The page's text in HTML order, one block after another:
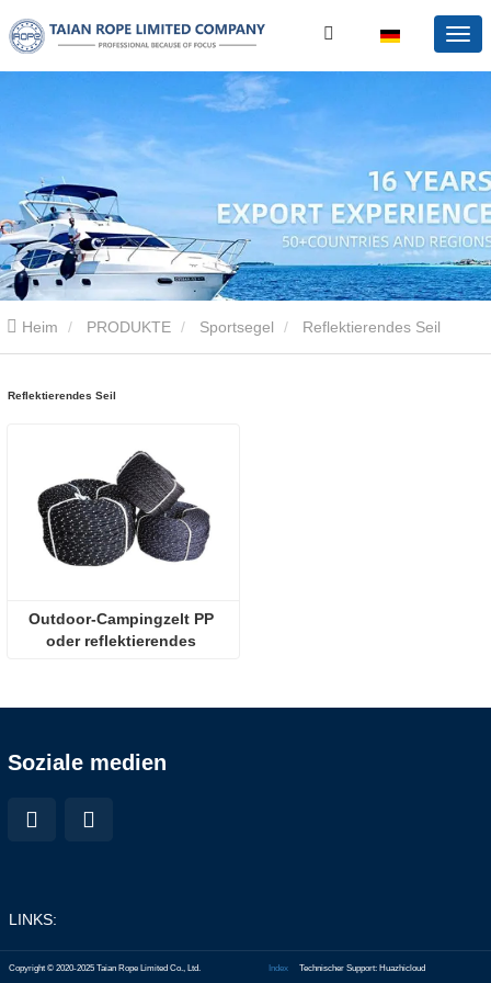
Heim PRODUKTE Sportsegel Reflektierendes Seil
Reflektierendes Seil
Outdoor-Campingzelt PP
oder reflektierendes
Soziale medien
LINKS:
Copyright © 2020-2025 Taian Rope Limited Co., Ltd. Technischer Support: Huazhicloud
Index